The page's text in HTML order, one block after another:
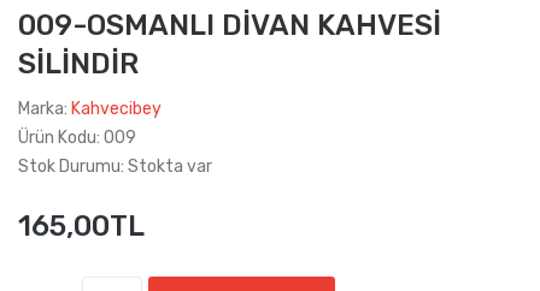
009-OSMANLI DIVAN KAHVESI
SILINDIR
Marka: Kahvecibey
Ürün Kodu: 009
Stok Durumu: Stokta var
165,00TL